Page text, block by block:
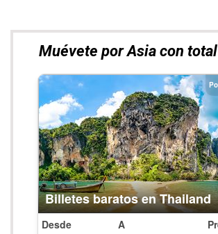
Muévete por Asia con